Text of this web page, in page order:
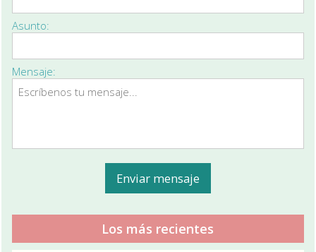
Asunto:
Mensaje:
Los más recientes